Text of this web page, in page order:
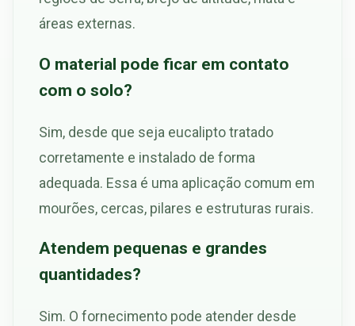
áreas externas.
O material pode ficar em contato
com o solo?
Sim, desde que seja eucalipto tratado
corretamente e instalado de forma
adequada. Essa é uma aplicação comum em
mourões, cercas, pilares e estruturas rurais.
Atendem pequenas e grandes
quantidades?
Sim. O fornecimento pode atender desde